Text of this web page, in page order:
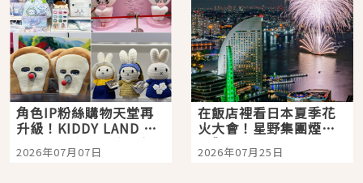
角色IP粉絲購物天堂再
升級！KIDDY LAND 原
宿店吉伊卡哇迎客，新
開幕 OMOKADO 店3分
2026年07月07日
在飯店裡看日本夏季花
火大會！星野集團煙火
景觀飯店6選，讓你不用
人擠人悠閒欣賞
2026年07月25日